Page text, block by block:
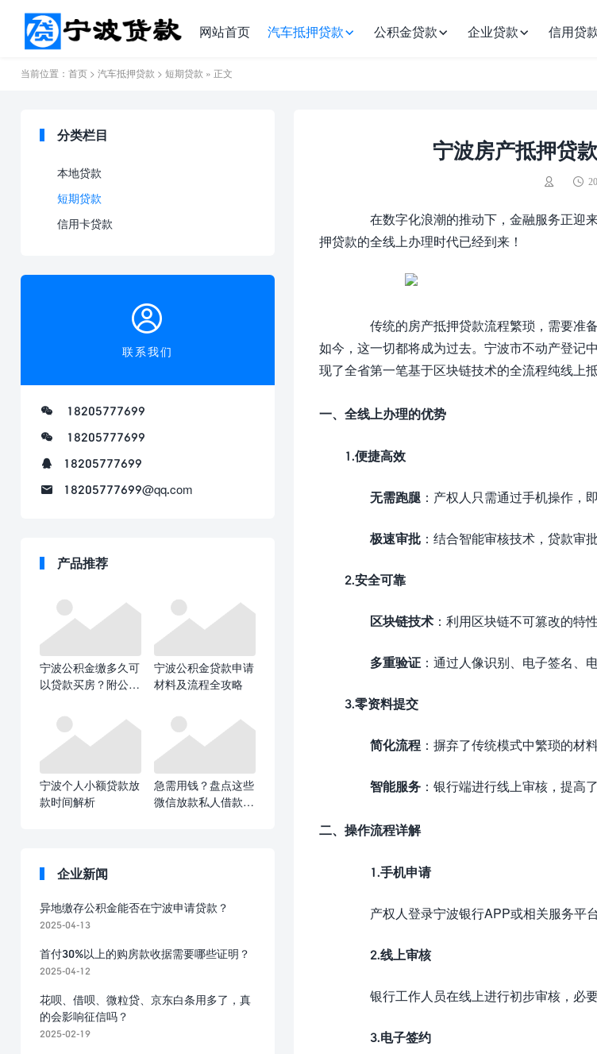
网站首页 汽车抵押贷款 公积金贷款 企业贷款 信用贷
当前位置： 首页> 汽车抵押贷款 > 短期贷款 » 正文
宁波房产抵押贷
在数字化浪潮的推动下，金融服务正迎
押贷款的全线上办理时代已经到来！
传统的房产抵押贷款流程繁琐，需要准备
如今，这一切都将成为过去。宁波市不动产登记
现了全省第一笔基于区块链技术的全流程纯线上抵
一、全线上办理的优势
1.便捷高效
无需跑腿：产权人只需通过手机操作，
极速审批：结合智能审核技术，贷款审
2.安全可靠
区块链技术：利用区块链不可篡改的特
多重验证：通过人像识别、电子签名、
3.零资料提交
简化流程：摒弃了传统模式中繁琐的材
智能服务：银行端进行线上审核，提高
二、操作流程详解
1.手机申请
产权人登录宁波银行APP或相关服务平台
2.线上审核
银行工作人员在线上进行初步审核，必要
3.电子签约
分类栏目
本地贷款
短期贷款
信用卡贷款
联系我们
18205777699
18205777699
18205777699
18205777699@qq.com
产品推荐
宁波公积金缴多久可
以贷款买房？附公积
宁波公积金贷款申请
材料及流程全攻略
宁波个人小额贷款放
款时间解析
急需用钱？盘点这些
微信放款私人借款平
企业新闻
异地缴存公积金能否在宁波申请贷款？
2025-04-13
首付30%以上的购房款收据需要哪些证明？
2025-04-12
花呗、借呗、微粒贷、京东白条用多了，真
的会影响征信吗？
2025-02-19